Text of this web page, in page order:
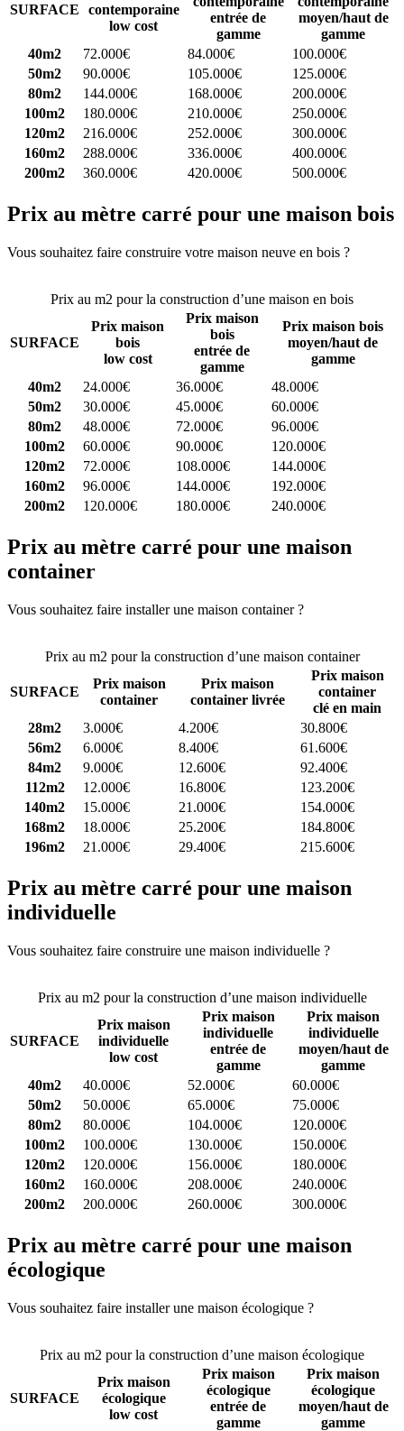
SURFACE
contemporaine
low cost
entrée de
gamme
moyen/haut de
gamme
40m2
72.000€ 84.000€
100.000€
50m2
90.000€ 105.000€
125.000€
80m2
144.000€ 168.000€
200.000€
100m2
180.000€ 210.000€
250.000€
120m2
216.000€ 252.000€
300.000€
160m2
288.000€ 336.000€
400.000€
200m2
360.000€ 420.000€ 500.000€
Prix au mètre carré pour une maison bois
Vous souhaitez faire construire votre maison neuve en bois ?
Prix au m2 pour la construction d’une maison en bois
SURFACE
Prix maison
bois
low cost
Prix maison
bois
entrée de
gamme
Prix maison bois
moyen/haut de
gamme
40m2
24.000€ 36.000€
48.000€
50m2
30.000€ 45.000€
60.000€
80m2
48.000€ 72.000€
96.000€
100m2
60.000€ 90.000€
120.000€
120m2
72.000€ 108.000€
144.000€
160m2
96.000€ 144.000€
192.000€
200m2
120.000€ 180.000€ 240.000€
Prix au mètre carré pour une maison
container
Vous souhaitez faire installer une maison container ?
Prix au m2 pour la construction d’une maison container
SURFACE
Prix maison
container
Prix maison
container livrée
Prix maison
container
clé en main
28m2
3.000€ 4.200€
30.800€
56m2
6.000€ 8.400€
61.600€
84m2
9.000€ 12.600€
92.400€
112m2
12.000€ 16.800€
123.200€
140m2
15.000€ 21.000€
154.000€
168m2
18.000€ 25.200€
184.800€
196m2
21.000€ 29.400€ 215.600€
Prix au mètre carré pour une maison
individuelle
Vous souhaitez faire construire une maison individuelle ?
Prix au m2 pour la construction d’une maison individuelle
SURFACE
Prix maison
individuelle
low cost
Prix maison
individuelle
entrée de
gamme
Prix maison
individuelle
moyen/haut de
gamme
40m2
40.000€ 52.000€
60.000€
50m2
50.000€ 65.000€
75.000€
80m2
80.000€ 104.000€
120.000€
100m2
100.000€ 130.000€
150.000€
120m2
120.000€ 156.000€
180.000€
160m2
160.000€ 208.000€
240.000€
200m2
200.000€ 260.000€ 300.000€
Prix au mètre carré pour une maison
écologique
Vous souhaitez faire installer une maison écologique ?
Prix au m2 pour la construction d’une maison écologique
SURFACE
Prix maison
écologique
low cost
Prix maison
écologique
entrée de
gamme
Prix maison
écologique
moyen/haut de
gamme